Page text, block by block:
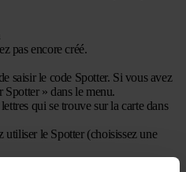
pas encore créé.
saisir le code Spotter. Si vous avez
» dans le menu.
qui se trouve sur la carte dans
le Spotter (choisissez une
Alice).